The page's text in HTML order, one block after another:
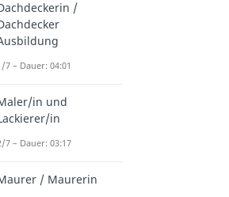
/
7 – Dauer: 04:01
in und
in
7 – Dauer: 03:17
/ Maurerin